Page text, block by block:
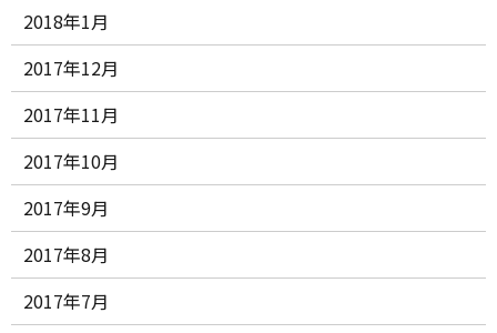
2018年1月
2017年12月
2017年11月
2017年10月
2017年9月
2017年8月
2017年7月